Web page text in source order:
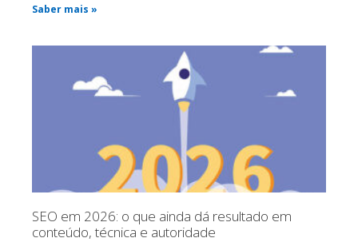
Saber mais »
SEO em 2026: o que ainda dá resultado em
conteúdo, técnica e autoridade